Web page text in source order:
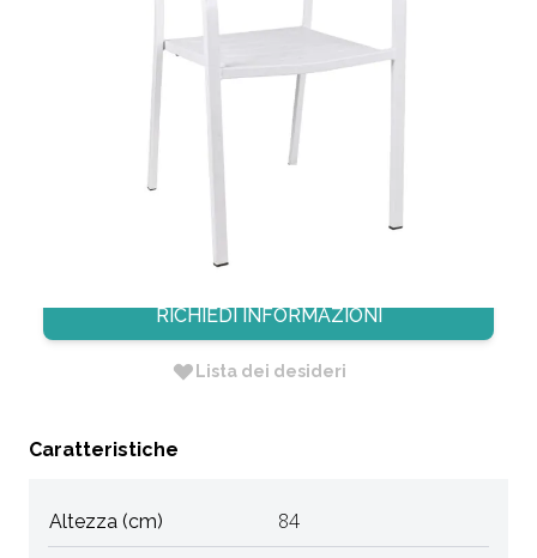
SEDIA DORIO 2 IN ACCIAIO PRE-
ZINCATO BIANCO CON BRACCIOLI
SED29
RICHIEDI INFORMAZIONI
Lista dei desideri
Caratteristiche
Altezza (cm) 84